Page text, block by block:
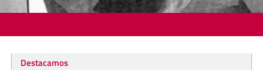
Destacamos